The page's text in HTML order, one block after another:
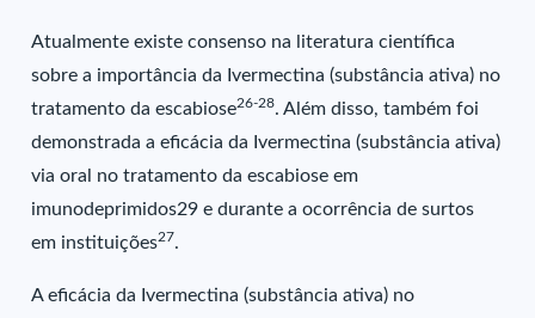
Atualmente existe consenso na literatura científica
sobre a importância da Ivermectina (substância ativa) no
tratamento da escabiose26-28. Além disso, também foi
demonstrada a eficácia da Ivermectina (substância ativa)
via oral no tratamento da escabiose em
imunodeprimidos29 e durante a ocorrência de surtos
em instituições27.
A eficácia da Ivermectina (substância ativa) no